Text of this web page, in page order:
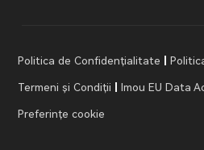
Politica de Confidențialitate
Termeni și Condiții Imou EU Data
Preferințe cookie